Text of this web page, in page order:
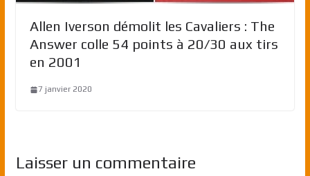
Allen Iverson démolit les Cavaliers : The
Answer colle 54 points à 20/30 aux tirs
en 2001
7 janvier 2020
Laisser un commentaire